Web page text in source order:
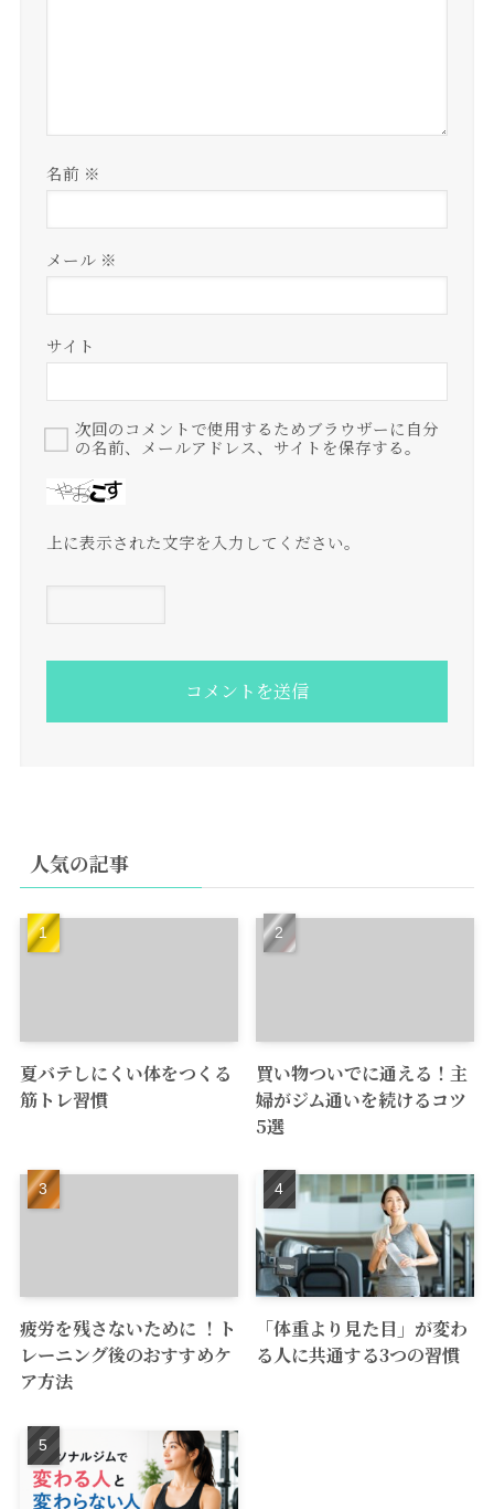
名前 ※
メール ※
サイト
次回のコメントで使用するためブラウザーに自分
の名前、メールアドレス、サイトを保存する。
上に表示された文字を入力してください。
人気の記事
夏バテしにくい体をつくる
筋トレ習慣
買い物ついでに通える！主
婦がジム通いを続けるコツ
5選
疲労を残さないために ！ト
レーニング後のおすすめケ
ア方法
「体重より見た目」が変わ
る人に共通する3つの習慣